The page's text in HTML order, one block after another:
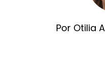
Por Otilia